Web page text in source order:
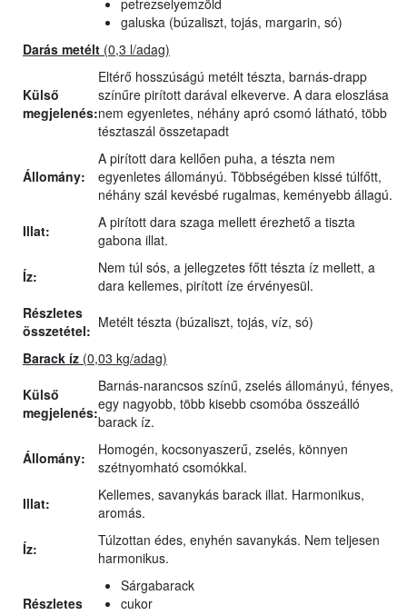
petrezselyemzöld
galuska (búzaliszt, tojás, margarin, só)
Darás metélt (0,3 l/adag)
Külső
megjelenés:
Eltérő hosszúságú metélt tészta, barnás-drapp
színűre pirított darával elkeverve. A dara eloszlása
nem egyenletes, néhány apró csomó látható, több
tésztaszál összetapadt
Állomány:
A pirított dara kellően puha, a tészta nem
egyenletes állományú. Többségében kissé túlfőtt,
néhány szál kevésbé rugalmas, keményebb állagú.
Illat:
A pirított dara szaga mellett érezhető a tiszta
gabona illat.
Íz:
Nem túl sós, a jellegzetes főtt tészta íz mellett, a
dara kellemes, pirított íze érvényesül.
Részletes
összetétel: Metélt tészta (búzaliszt, tojás, víz, só)
Barack íz (0,03 kg/adag)
Külső
megjelenés:
Barnás-narancsos színű, zselés állományú, fényes,
egy nagyobb, több kisebb csomóba összeálló
barack íz.
Állomány:
Homogén, kocsonyaszerű, zselés, könnyen
szétnyomható csomókkal.
Illat:
Kellemes, savanykás barack illat. Harmonikus,
aromás.
Íz:
Túlzottan édes, enyhén savanykás. Nem teljesen
harmonikus.
Részletes
Sárgabarack
cukor